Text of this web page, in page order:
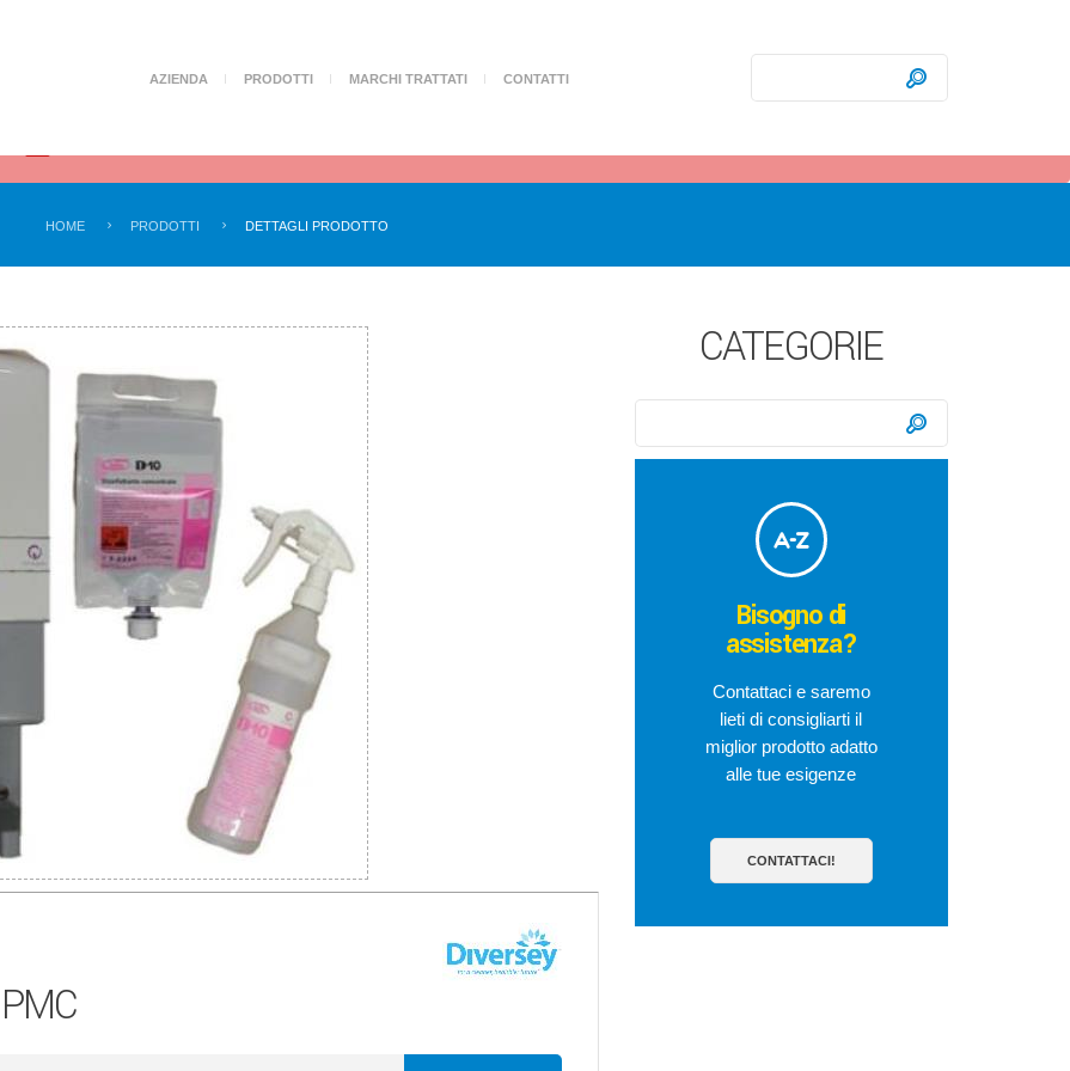
AZIENDA PRODOTTI MARCHI TRATTATI CONTATTI
HOME PRODOTTI DETTAGLI PRODOTTO
CATEGORIE
Bisogno di
assistenza?
Contattaci e saremo
lieti di consigliarti il
miglior prodotto adatto
alle tue esigenze
CONTATTACI!